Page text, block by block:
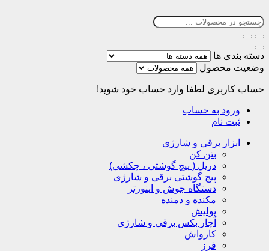
دسته بندی ها
وضعیت محصول
حساب کاربری لطفا وارد حساب خود شوید!
ورود به حساب
ثبت نام
ابزار برقی و شارژی
بتن کن
دریل ( پیچ گوشتی ، چکشی)
پیچ گوشتی برقی و شارژی
دستگاه جوش و اینورتر
مکنده و دمنده
پولیش
آچار بکس برقی و شارژی
کارواش
فرز